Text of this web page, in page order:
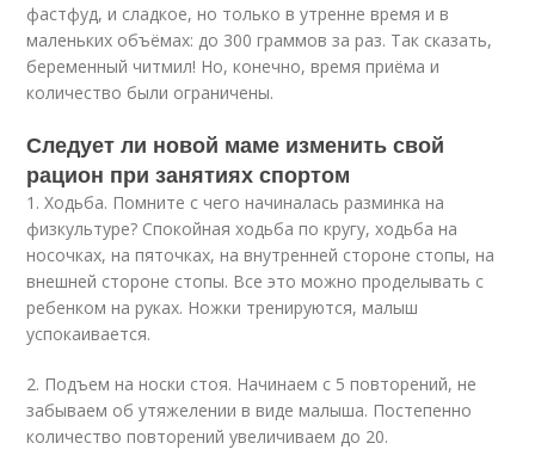
фастфуд, и сладкое, но только в утренне время и в
маленьких объёмах: до 300 граммов за раз. Так сказать,
беременный читмил! Но, конечно, время приёма и
количество были ограничены.
Следует ли новой маме изменить свой
рацион при занятиях спортом
1. Ходьба. Помните с чего начиналась разминка на
физкультуре? Спокойная ходьба по кругу, ходьба на
носочках, на пяточках, на внутренней стороне стопы, на
внешней стороне стопы. Все это можно проделывать с
ребенком на руках. Ножки тренируются, малыш
успокаивается.
2. Подъем на носки стоя. Начинаем с 5 повторений, не
забываем об утяжелении в виде малыша. Постепенно
количество повторений увеличиваем до 20.